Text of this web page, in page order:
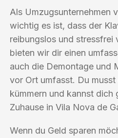
Als Umzugsunternehmen
wichtig es ist, dass der
reibungslos und stressfrei
bieten wir dir einen
auch die Demontage und
vor Ort umfasst. Du
kümmern und kannst dich
Zuhause in Vila Nova de
Wenn du Geld sparen